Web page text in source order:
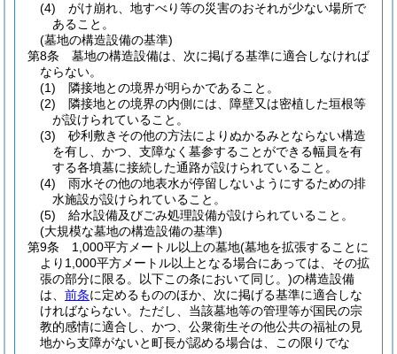
(4)
がけ崩れ、地すべり等の災害のおそれが少ない場所で
あること。
(墓地の構造設備の基準)
第8条
墓地の構造設備は、次に掲げる基準に適合しなければ
ならない。
(1)
隣接地との境界が明らかであること。
(2)
隣接地との境界の内側には、障壁又は密植した垣根等
が設けられていること。
(3)
砂利敷きその他の方法によりぬかるみとならない構造
を有し、かつ、支障なく墓参することができる幅員を有
する各墳墓に接続した通路が設けられていること。
(4)
雨水その他の地表水が停留しないようにするための排
水施設が設けられていること。
(5)
給水設備及びごみ処理設備が設けられていること。
(大規模な墓地の構造設備の基準)
第9条
1,000平方メートル以上の墓地(墓地を拡張することに
より1,000平方メートル以上となる場合にあっては、その拡
張の部分に限る。以下この条において同じ。)の構造設備
は、 前条に定めるもののほか、次に掲げる基準に適合しな
ければならない。 ただし、当該墓地等の管理等が国民の宗
教的感情に適合し、かつ、公衆衛生その他公共の福祉の見
地から支障がないと町長が認める場合は、この限りでな